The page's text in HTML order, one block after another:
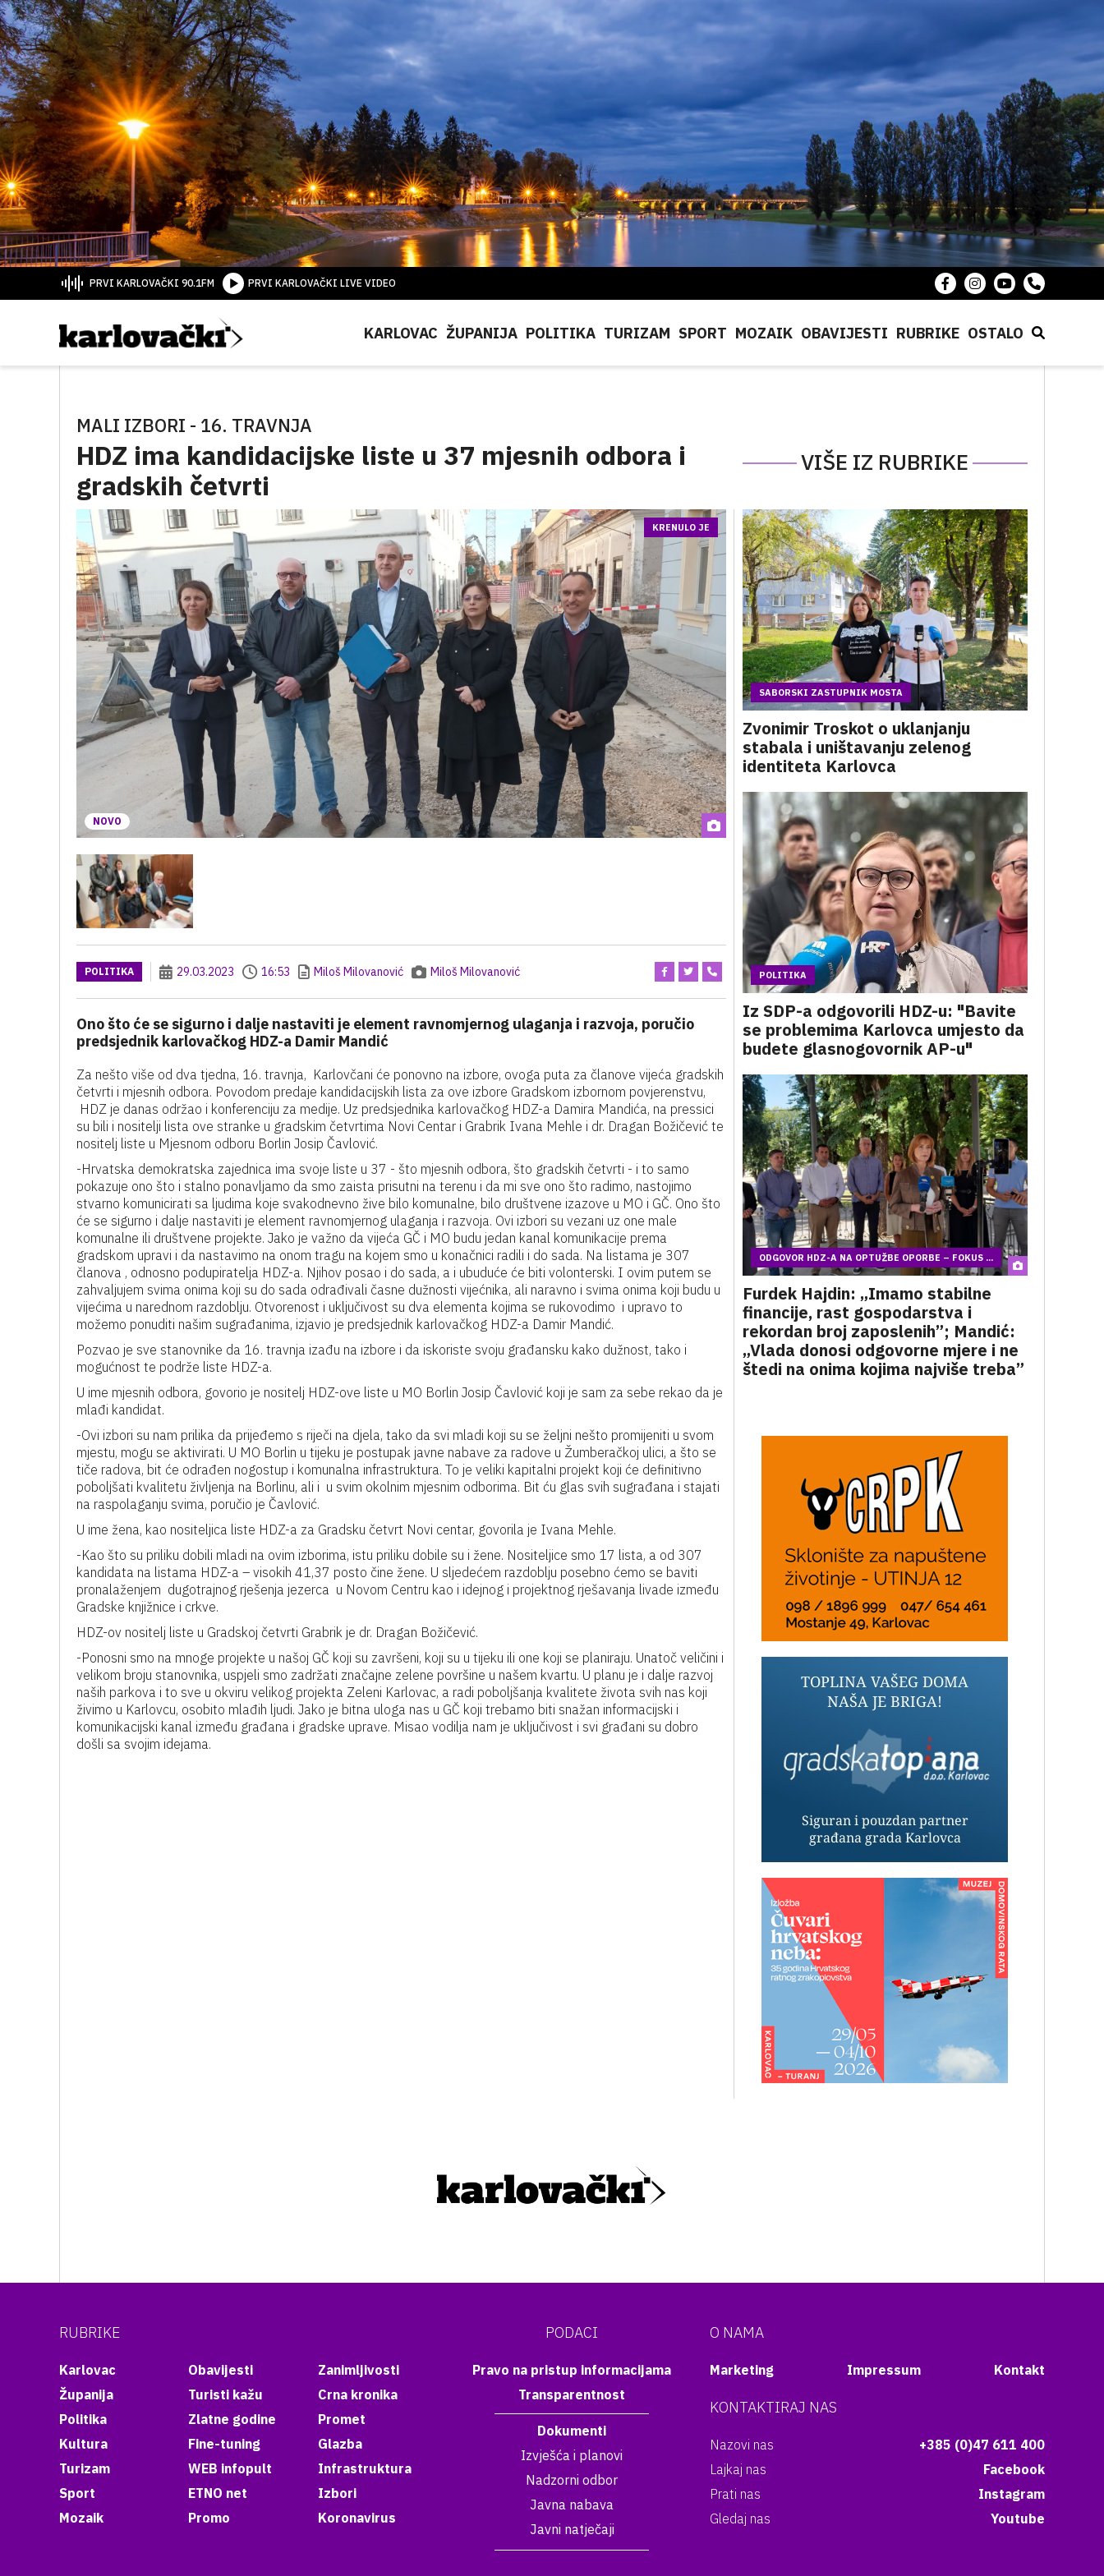
PRVI KARLOVAČKI 90.1FM PRVI KARLOVAČKI LIVE VIDEO
KARLOVAC ŽUPANIJA POLITIKA TURIZAM SPORT MOZAIK OBAVIJESTI RUBRIKE OSTALO
MALI IZBORI - 16. TRAVNJA
HDZ ima kandidacijske liste u 37 mjesnih odbora i
gradskih četvrti
VIŠE IZ RUBRIKE
NOVO
KRENULO JE
POLITIKA 29.03.2023 16:53 Miloš Milovanović Miloš Milovanović
Ono što će se sigurno i dalje nastaviti je element ravnomjernog ulaganja i razvoja, poručio
predsjednik karlovačkog HDZ-a Damir Mandić
Za nešto više od dva tjedna, 16. travnja, Karlovčani će ponovno na izbore, ovoga puta za članove vijeća gradskih
četvrti i mjesnih odbora. Povodom predaje kandidacijskih lista za ove izbore Gradskom izbornom povjerenstvu,
HDZ je danas održao i konferenciju za medije. Uz predsjednika karlovačkog HDZ-a Damira Mandića, na pressici
su bili i nositelji lista ove stranke u gradskim četvrtima Novi Centar i Grabrik Ivana Mehle i dr. Dragan Božičević te
nositelj liste u Mjesnom odboru Borlin Josip Čavlović.
-Hrvatska demokratska zajednica ima svoje liste u 37 - što mjesnih odbora, što gradskih četvrti - i to samo
pokazuje ono što i stalno ponavljamo da smo zaista prisutni na terenu i da mi sve ono što radimo, nastojimo
stvarno komunicirati sa ljudima koje svakodnevno žive bilo komunalne, bilo društvene izazove u MO i GČ. Ono što
će se sigurno i dalje nastaviti je element ravnomjernog ulaganja i razvoja. Ovi izbori su vezani uz one male
komunalne ili društvene projekte. Jako je važno da vijeća GČ i MO budu jedan kanal komunikacije prema
gradskom upravi i da nastavimo na onom tragu na kojem smo u konačnici radili i do sada. Na listama je 307
članova , odnosno podupiratelja HDZ-a. Njihov posao i do sada, a i ubuduće će biti volonterski. I ovim putem se
zahvaljujem svima onima koji su do sada odrađivali časne dužnosti vijećnika, ali naravno i svima onima koji budu u
vijećima u narednom razdoblju. Otvorenost i uključivost su dva elementa kojima se rukovodimo i upravo to
možemo ponuditi našim sugrađanima, izjavio je predsjednik karlovačkog HDZ-a Damir Mandić.
Pozvao je sve stanovnike da 16. travnja izađu na izbore i da iskoriste svoju građansku kako dužnost, tako i
mogućnost te podrže liste HDZ-a.
U ime mjesnih odbora, govorio je nositelj HDZ-ove liste u MO Borlin Josip Čavlović koji je sam za sebe rekao da je
mlađi kandidat.
-Ovi izbori su nam prilika da prijeđemo s riječi na djela, tako da svi mladi koji su se željni nešto promijeniti u svom
mjestu, mogu se aktivirati. U MO Borlin u tijeku je postupak javne nabave za radove u Žumberačkoj ulici, a što se
tiče radova, bit će odrađen nogostup i komunalna infrastruktura. To je veliki kapitalni projekt koji će definitivno
poboljšati kvalitetu življenja na Borlinu, ali i u svim okolnim mjesnim odborima. Bit ću glas svih sugrađana i stajati
na raspolaganju svima, poručio je Čavlović.
U ime žena, kao nositeljica liste HDZ-a za Gradsku četvrt Novi centar, govorila je Ivana Mehle.
-Kao što su priliku dobili mladi na ovim izborima, istu priliku dobile su i žene. Nositeljice smo 17 lista, a od 307
kandidata na listama HDZ-a – visokih 41,37 posto čine žene. U sljedećem razdoblju posebno ćemo se baviti
pronalaženjem dugotrajnog rješenja jezerca u Novom Centru kao i idejnog i projektnog rješavanja livade između
Gradske knjižnice i crkve.
HDZ-ov nositelj liste u Gradskoj četvrti Grabrik je dr. Dragan Božičević.
-Ponosni smo na mnoge projekte u našoj GČ koji su završeni, koji su u tijeku ili one koji se planiraju. Unatoč veličini i
velikom broju stanovnika, uspjeli smo zadržati značajne zelene površine u našem kvartu. U planu je i dalje razvoj
naših parkova i to sve u okviru velikog projekta Zeleni Karlovac, a radi poboljšanja kvalitete života svih nas koji
živimo u Karlovcu, osobito mlađih ljudi. Jako je bitna uloga nas u GČ koji trebamo biti snažan informacijski i
komunikacijski kanal između građana i gradske uprave. Misao vodilja nam je uključivost i svi građani su dobro
došli sa svojim idejama.
SABORSKI ZASTUPNIK MOSTA
Zvonimir Troskot o uklanjanju
stabala i uništavanju zelenog
identiteta Karlovca
POLITIKA
Iz SDP-a odgovorili HDZ-u: "Bavite
se problemima Karlovca umjesto da
budete glasnogovornik AP-u"
ODGOVOR HDZ-A NA OPTUŽBE OPORBE – FOKUS ...
Furdek Hajdin: „Imamo stabilne
financije, rast gospodarstva i
rekordan broj zaposlenih”; Mandić:
„Vlada donosi odgovorne mjere i ne
štedi na onima kojima najviše treba”
RUBRIKE
Karlovac
Županija
Politika
Kultura
Turizam
Sport
Mozaik
Obavijesti
Turisti kažu
Zlatne godine
Fine-tuning
WEB infopult
ETNO net
Promo
Zanimljivosti
Crna kronika
Promet
Glazba
Infrastruktura
Izbori
Koronavirus
PODACI
Pravo na pristup informacijama
Transparentnost
Dokumenti
Izvješća i planovi
Nadzorni odbor
Javna nabava
Javni natječaji
O NAMA
Marketing Impressum Kontakt
KONTAKTIRAJ NAS
Nazovi nas
+385 (0)47 611 400
Lajkaj nas
Facebook
Prati nas
Instagram
Gledaj nas
Youtube